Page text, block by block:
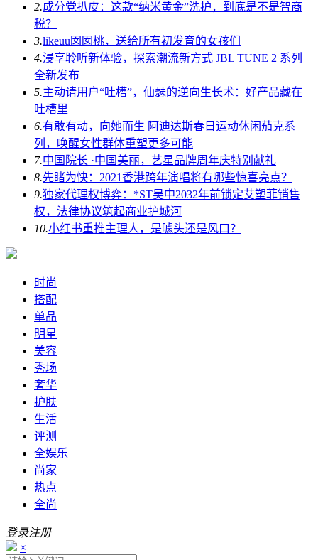
2.成分党扒皮：这款“纳米黄金”洗护，到底是不是智商
税？
3.likeuu囡囡桃，送给所有初发育的女孩们
4.浸享聆听新体验，探索潮流新方式 JBL TUNE 2 系列
全新发布
5.主动请用户“吐槽”，仙瑟的逆向生长术：好产品藏在
吐槽里
6.有敢有动，向她而生 阿迪达斯春日运动休闲茄克系
列，唤醒女性群体重塑更多可能
7.中国院长 ·中国美丽，艺星品牌周年庆特别献礼
8.先睹为快：2021香港跨年演唱将有哪些惊喜亮点？
9.独家代理权博弈：*ST吴中2032年前锁定艾塑菲销售
权，法律协议筑起商业护城河
10.小红书重推主理人，是噱头还是风口？
时尚
搭配
单品
明星
美容
秀场
奢华
护肤
生活
评测
全娱乐
尚家
热点
全尚
登录注册
×